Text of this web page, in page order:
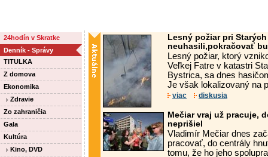
24hodín v Skratke
Denník - Správy
TITULKA
Z domova
Ekonomika
Zdravie
Zo zahraničia
Gala
Kultúra
Kino, DVD
Lesný požiar pri
neuhasili,pokračovať
Lesný požiar, ktorý
Veľkej Fatre v katastri
Bystrica, sa dnes
Je však lokalizovaný na
viac diskusia
Mečiar vraj už pracuje,
neprišiel
Vladimír Mečiar dnes
pracovať, do centrály
tomu, že ho jeho